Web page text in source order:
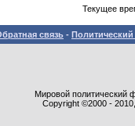
Текущее
связь -
Мировой политический
Copyright ©2000 -